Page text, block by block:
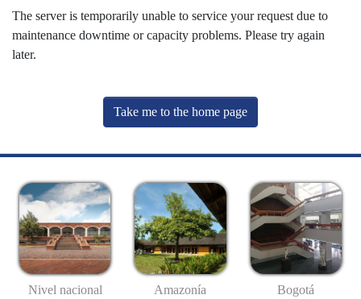
The server is temporarily unable to service your request due to
maintenance downtime or capacity problems. Please try again
later.
Take me to the home page
Nivel nacional Amazonía Bogotá